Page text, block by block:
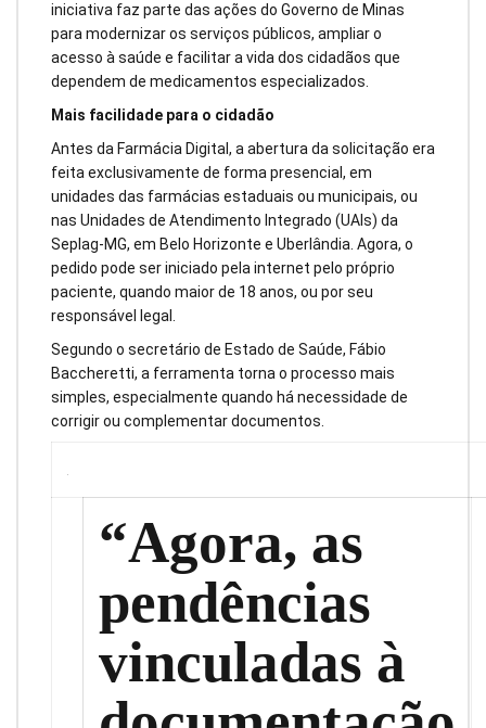
iniciativa faz parte das ações do Governo de Minas
para modernizar os serviços públicos, ampliar o
acesso à saúde e facilitar a vida dos cidadãos que
dependem de medicamentos especializados.
Mais facilidade para o cidadão
Antes da Farmácia Digital, a abertura da solicitação era
feita exclusivamente de forma presencial, em
unidades das farmácias estaduais ou municipais, ou
nas Unidades de Atendimento Integrado (UAIs) da
Seplag-MG, em Belo Horizonte e Uberlândia. Agora, o
pedido pode ser iniciado pela internet pelo próprio
paciente, quando maior de 18 anos, ou por seu
responsável legal.
Segundo o secretário de Estado de Saúde, Fábio
Baccheretti, a ferramenta torna o processo mais
simples, especialmente quando há necessidade de
corrigir ou complementar documentos.
“Agora, as
pendências
vinculadas à